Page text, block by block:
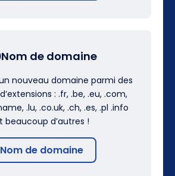
Nom de domaine
nouveau domaine parmi des
: .fr, .be, .eu, .com,
.lu, .co.uk, .ch, .es, .pl .info
beaucoup d’autres !
Nom de domaine